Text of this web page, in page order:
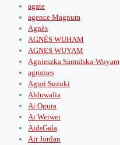
agate
agence Magnum
Agnès
AGNÈS WUHAM
AGNES WUYAM
Agnieszka Samulska-Wuyam
agrumes
Aguri Suzuki
Ahluwalia
Ai Ogura
Ai Weiwei
AidsGala
Air Jordan